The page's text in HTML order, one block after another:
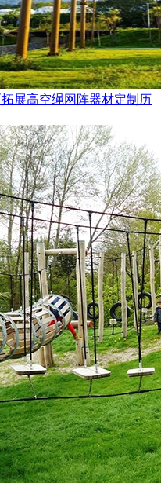
展高空绳网阵器材定制历